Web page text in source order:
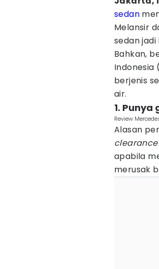
sedan
Melansir
sedan jadi
Bahkan,
Indonesia
berjenis
air.
1.
Review
Alasan
clearance
apabila
merusak